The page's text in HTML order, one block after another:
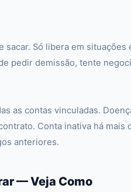
Só libera em situações
pedir demissão, tente
as contas vinculadas.
Conta inativa há mais
anteriores.
— Veja Como